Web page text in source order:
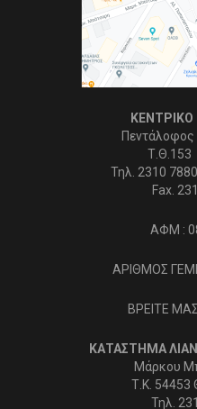
Τ.Θ.153
Τηλ. 2310
Fax.
ΑΦΜ :
ΑΡΙΘΜΟΣ
ΒΡΕΙΤΕ
ΚΑΤΑΣΤΗΜΑ
Μάρκου
Τ.Κ. 54453
Τηλ.